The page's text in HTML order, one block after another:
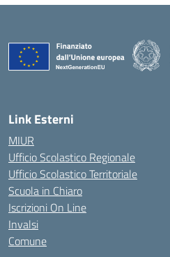
Link Esterni
MIUR
Ufficio Scolastico Regionale
Ufficio Scolastico Territoriale
Scuola in Chiaro
Iscrizioni On Line
Invalsi
Comune